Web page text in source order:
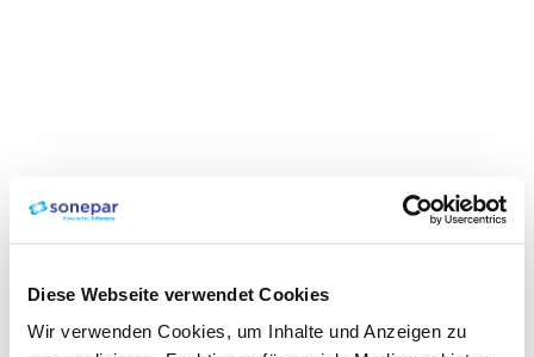
Diese Webseite verwendet Cookies
Wir verwenden Cookies, um Inhalte und Anzeigen zu